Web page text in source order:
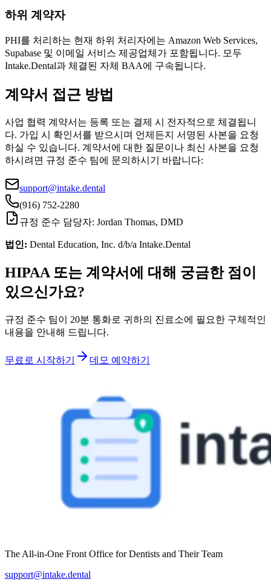
하위 계약자
PHI를 처리하는 현재 하위 처리자에는 Amazon Web Services,
Supabase 및 이메일 서비스 제공업체가 포함됩니다. 모두
Intake.Dental과 체결된 자체 BAA에 구속됩니다.
계약서 접근 방법
사업 협력 계약서는 등록 또는 결제 시 전자적으로 체결됩니
다. 가입 시 확인서를 받으시며 언제든지 서명된 사본을 요청
하실 수 있습니다. 계약서에 대한 질문이나 최신 사본을 요청
하시려면 규정 준수 팀에 문의하시기 바랍니다:
support@intake.dental
(916) 752-2280
규정 준수 담당자: Jordan Thomas, DMD
법인: Dental Education, Inc. d/b/a Intake.Dental
HIPAA 또는 계약서에 대해 궁금한 점이
있으신가요?
규정 준수 팀이 20분 통화로 귀하의 진료소에 필요한 구체적인
내용을 안내해 드립니다.
무료로 시작하기 데모 예약하기
The All-in-One Front Office for Dentists and Their Team
support@intake.dental